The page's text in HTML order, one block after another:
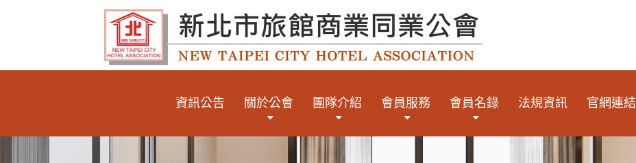
資訊公告 關於公會 團隊介紹 會員服務 會員名錄 法規資訊 官網連結